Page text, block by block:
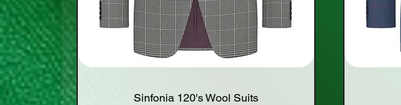
Sinfonia 120's Wool Suits